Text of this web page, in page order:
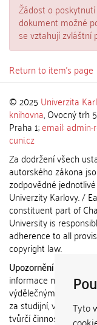
Tyto
Žádost o
dokument možné
se vztahují zvláštní
Return to item's page
© 2025 Univerzita
knihovna, Ovocný trh
Praha 1;email:
cuni.cz
Za dodržení všech
autorského zákona
zodpovědné
Univerzity Karlovy. /
constituent part of
University is
adherence to all
copyright law.
Upozornění / Notice:
informace nemohou
výdělečným účelům
za studijní, vědeckou
tvůrčí činnost jiné